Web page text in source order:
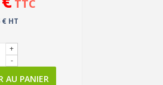
TTC
€ HT
-
+
AU PANIER